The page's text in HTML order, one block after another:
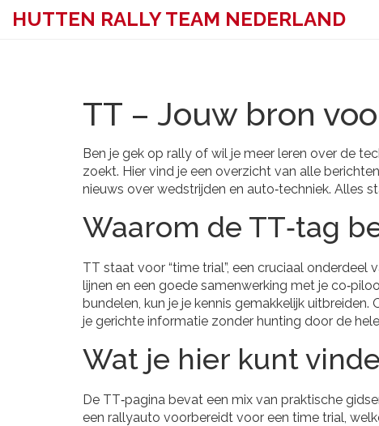
HUTTEN RALLY TEAM NEDERLAND
TT – Jouw bron
Ben je gek op rally of wil je meer leren over de
zoekt. Hier vind je een overzicht van alle
nieuws over wedstrijden en auto‑techniek. Alles
Waarom de TT‑tag
TT staat voor “time trial”, een cruciaal onderdeel
lijnen en een goede samenwerking met je
bundelen, kun je je kennis gemakkelijk
je gerichte informatie zonder hunting door de
Wat je hier kunt
De TT‑pagina bevat een mix van praktische
een rallyauto voorbereidt voor een time trial,